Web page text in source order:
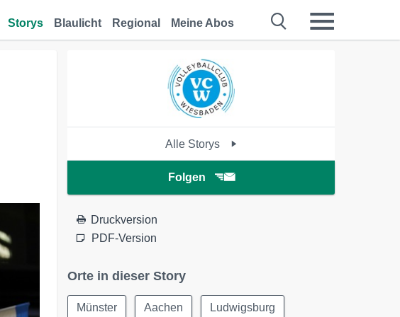
Storys Blaulicht Regional Meine Abos
Alle Storys
Folgen
Druckversion
PDF-Version
Orte in dieser Story
Münster Aachen Ludwigsburg